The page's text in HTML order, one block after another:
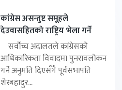
कांग्रेस असन्तुष्ट समूहले
देउवासहितको राष्ट्रिय भेला गर्ने
सर्वोच्च अदालतले कांग्रेसको
आधिकारिकता विवादमा पुनरावलोकन
गर्ने अनुमति दिएसँगै पूर्वसभापति
शेरबहादुर...